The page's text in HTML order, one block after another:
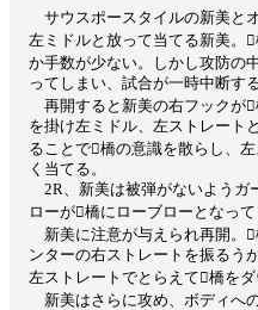
サウスポースタイルの新美と
左ミドルと放って当てる新美。
か手数が少ない。しかし攻防の
ってしまい、試合が一時中断する
再開すると新美の右フックが
を掛け左ミドル、左ストレート
ることで橋の意識を散らし、
く当てる。
2R、新美は被弾がないようガ
ローが橋にローブローとなって
新美に注意が与えられ再開。
ンターの右ストレートを振るう
左ストレートでとらえて橋をダ
新美はさらに攻め、ボディへ